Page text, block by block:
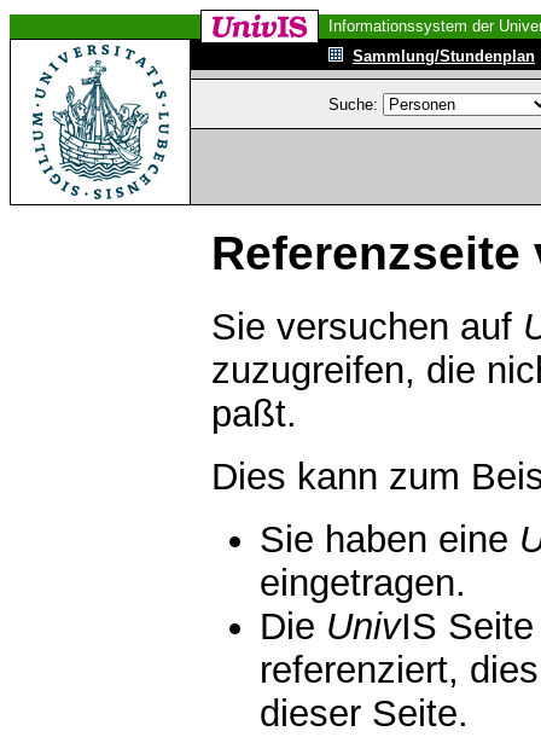
Informationssystem der
Sammlung/Stundenplan
Suche:
Referenzseite
Sie versuchen auf
zuzugreifen, die
paßt.
Dies kann zum
Sie haben eine
eingetragen.
Die UnivIS
referenziert,
dieser Seite.